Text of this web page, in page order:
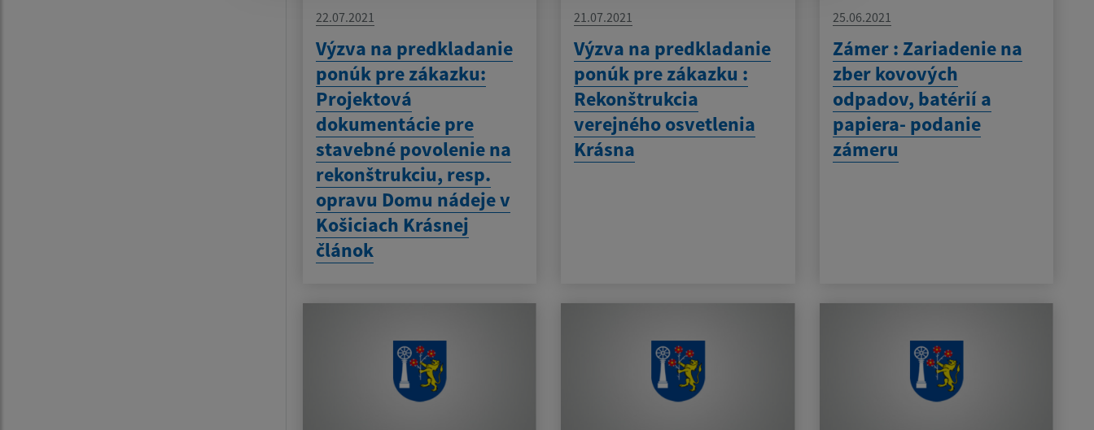
22.07.2021
Výzva na predkladanie
ponúk pre zákazku:
Projektová
dokumentácie pre
stavebné povolenie na
rekonštrukciu, resp.
opravu Domu nádeje v
Košiciach Krásnej
článok
21.07.2021
Výzva na predkladanie
ponúk pre zákazku :
Rekonštrukcia
verejného osvetlenia
Krásna
25.06.2021
Zámer : Zariadenie na
zber kovových
odpadov, batérií a
papiera- podanie
zámeru